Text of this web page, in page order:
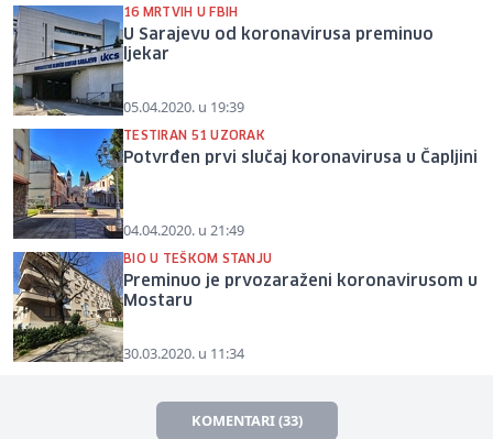
16 MRTVIH U FBIH
U Sarajevu od koronavirusa preminuo
ljekar
05.04.2020. u 19:39
TESTIRAN 51 UZORAK
Potvrđen prvi slučaj koronavirusa u Čapljini
04.04.2020. u 21:49
BIO U TEŠKOM STANJU
Preminuo je prvozaraženi koronavirusom u
Mostaru
30.03.2020. u 11:34
KOMENTARI (33)